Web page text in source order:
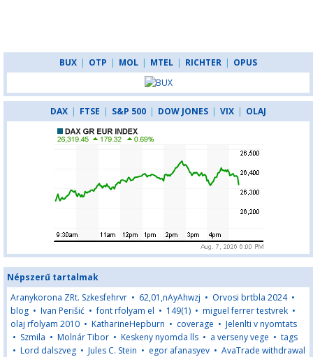
BUX | OTP | MOL | MTEL | RICHTER | OPUS
DAX | FTSE | S&P 500 | DOW JONES | VIX | OLAJ
Népszerű tartalmak
Aranykorona ZRt. Szkesfehrvr • 62,01,nAyAhwzj • Orvosi brtbla 2024•
blog • Ivan Perišić •font rfolyam el • 149(1) • miguel ferrer testvrek •
olaj rfolyam 2010 • KatharineHepburn • coverage • Jelenlti v nyomtats
• Szmila • Molnár Tibor • Keskeny nyomda lls • a verseny vege • tags
• Lord dalszveg • Jules C. Stein • egor afanasyev • AvaTrade withdrawal